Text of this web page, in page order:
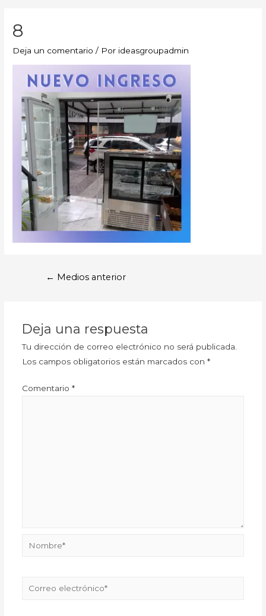
8
Deja un comentario / Por ideasgroupadmin
← Medios anterior
Deja una respuesta
Tu dirección de correo electrónico no será publicada.
Los campos obligatorios están marcados con *
Comentario *